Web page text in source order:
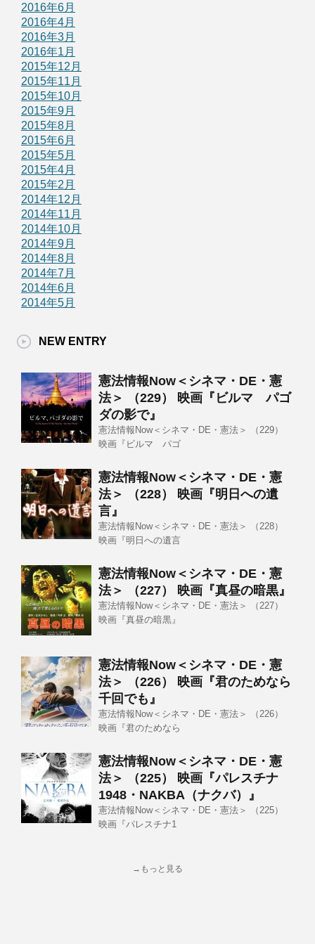
2016年6月
2016年4月
2016年3月
2016年1月
2015年12月
2015年11月
2015年10月
2015年9月
2015年8月
2015年6月
2015年5月
2015年4月
2015年2月
2014年12月
2014年11月
2014年10月
2014年9月
2014年8月
2014年7月
2014年6月
2014年5月
NEW ENTRY
憲法情報Now＜シネマ・DE・憲
法＞ （229） 映画『ビルマ パゴ
ダの影で』
憲法情報Now＜シネマ・DE・憲法＞ （229）
映画『ビルマ パゴ
憲法情報Now＜シネマ・DE・憲
法＞ （228） 映画『明日への遺
言』
憲法情報Now＜シネマ・DE・憲法＞ （228）
映画『明日への遺言
憲法情報Now＜シネマ・DE・憲
法＞ （227） 映画『真昼の暗黒』
憲法情報Now＜シネマ・DE・憲法＞ （227）
映画『真昼の暗黒』
憲法情報Now＜シネマ・DE・憲
法＞ （226） 映画『君のためなら
千回でも』
憲法情報Now＜シネマ・DE・憲法＞ （226）
映画『君のためなら
憲法情報Now＜シネマ・DE・憲
法＞ （225） 映画『パレスチナ
1948・NAKBA（ナクバ）』
憲法情報Now＜シネマ・DE・憲法＞ （225）
映画『パレスチナ1
→もっと見る